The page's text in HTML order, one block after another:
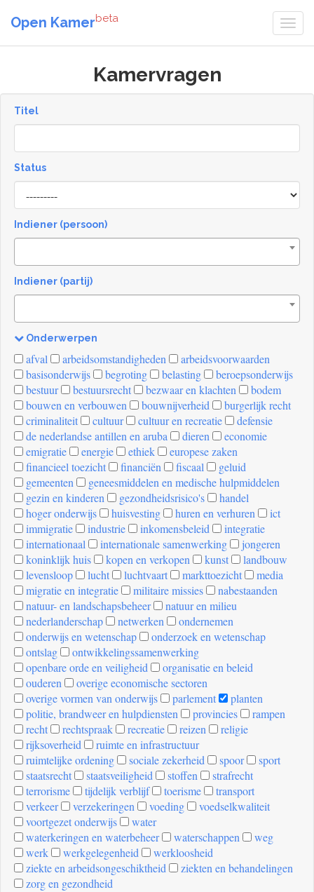
Open Kamerbeta
Kamervragen
Titel
Status
[invalid
name]
Indiener (persoon)
Indiener (partij)
Onderwerpen
[invalid
name]
afval arbeidsomstandigheden
arbeidsvoorwaarden
basisonderwijs
begroting belasting
beroepsonderwijs
bestuur
bestuursrecht bezwaar en klachten
bodem
bouwen en verbouwen
bouwnijverheid
burgerlijk recht
criminaliteit
cultuur cultuur en recreatie
defensie
de nederlandse antillen en aruba
dieren
economie
emigratie
energie ethiek
europese zaken
financieel toezicht
financiën fiscaal
geluid
gemeenten
geneesmiddelen en medische hulpmiddelen
gezin en kinderen
gezondheidsrisico's
handel
hoger onderwijs
huisvesting huren en verhuren
ict
immigratie
industrie inkomensbeleid
integratie
internationaal
internationale samenwerking
jongeren
koninklijk huis
kopen en verkopen kunst
landbouw
levensloop
lucht luchtvaart markttoezicht
media
migratie en integratie
militaire missies
nabestaanden
natuur- en landschapsbeheer
natuur en milieu
nederlanderschap
netwerken
ondernemen
onderwijs en wetenschap
onderzoek en wetenschap
ontslag
ontwikkelingssamenwerking
openbare orde en veiligheid
organisatie en beleid
ouderen
overige economische sectoren
overige vormen van onderwijs
parlement
planten
politie, brandweer en hulpdiensten
provincies
rampen
recht
rechtspraak recreatie reizen
religie
rijksoverheid
ruimte en infrastructuur
ruimtelijke ordening
sociale zekerheid spoor
sport
staatsrecht
staatsveiligheid stoffen
strafrecht
terrorisme
tijdelijk verblijf toerisme
transport
verkeer
verzekeringen voeding
voedselkwaliteit
voortgezet onderwijs
water
waterkeringen en waterbeheer
waterschappen
weg
werk
werkgelegenheid
werkloosheid
ziekte en arbeidsongeschiktheid
ziekten en behandelingen
zorg en gezondheid